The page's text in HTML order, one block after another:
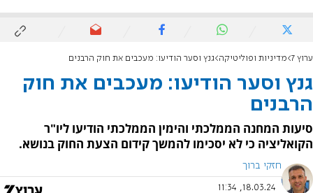
ערוץ 7 מדיניות ופוליטיקה גנץ וסער הודיעו: מעכבים את חוק הרבנים
גנץ וסער הודיעו: מעכבים את חוק
הרבנים
סיעות המחנה הממלכתי והימין הממלכתי הודיעו ליו"ר
הקואליציה כי לא יסכימו להמשך קידום הצעת החוק בנושא.
חזקי ברוך
18.03.24, 11:34